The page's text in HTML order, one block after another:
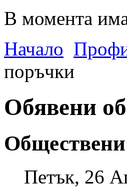
В момента
Начало
поръчки
Обявени
Петък, 26